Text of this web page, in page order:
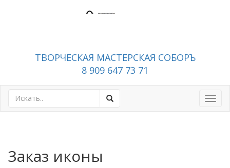
ТВОРЧЕСКАЯ МАСТЕРСКАЯ СОБОРЪ
8 909 647 73 71
Заказ иконы